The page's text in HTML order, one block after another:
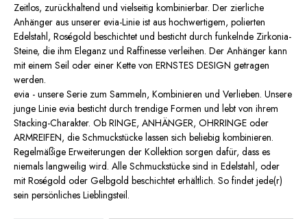
Zeitlos, zurückhaltend und vielseitig kombinierbar. Der zierliche
Anhänger aus unserer evia-Linie ist aus hochwertigem, polierten
Edelstahl, Roségold beschichtet und besticht durch funkelnde Zirkonia-
Steine, die ihm Eleganz und Raffinesse verleihen. Der Anhänger kann
mit einem Seil oder einer Kette von ERNSTES DESIGN getragen
werden.
evia - unsere Serie zum Sammeln, Kombinieren und Verlieben. Unsere
junge Linie evia besticht durch trendige Formen und lebt von ihrem
Stacking-Charakter. Ob RINGE, ANHÄNGER, OHRRINGE oder
ARMREIFEN, die Schmuckstücke lassen sich beliebig kombinieren.
Regelmäßige Erweiterungen der Kollektion sorgen dafür, dass es
niemals langweilig wird. Alle Schmuckstücke sind in Edelstahl, oder
mit Roségold oder Gelbgold beschichtet erhältlich. So findet jede(r)
sein persönliches Lieblingsteil.